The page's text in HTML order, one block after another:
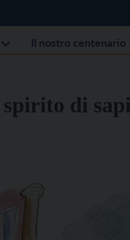
Il nostro centenario
di